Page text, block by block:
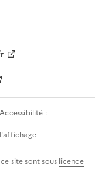
Accessibilité :
site sont sous licence